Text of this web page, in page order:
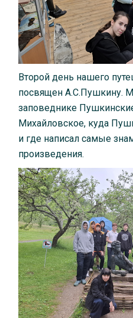
Второй день нашего
посвящен А.С.Пушкину.
заповеднике
Михайловское, куда
и где написал самые
произведения.